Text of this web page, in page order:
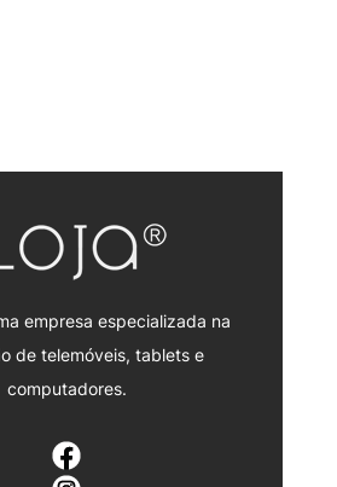
empresa especializada na
de telemóveis, tablets e
computadores.